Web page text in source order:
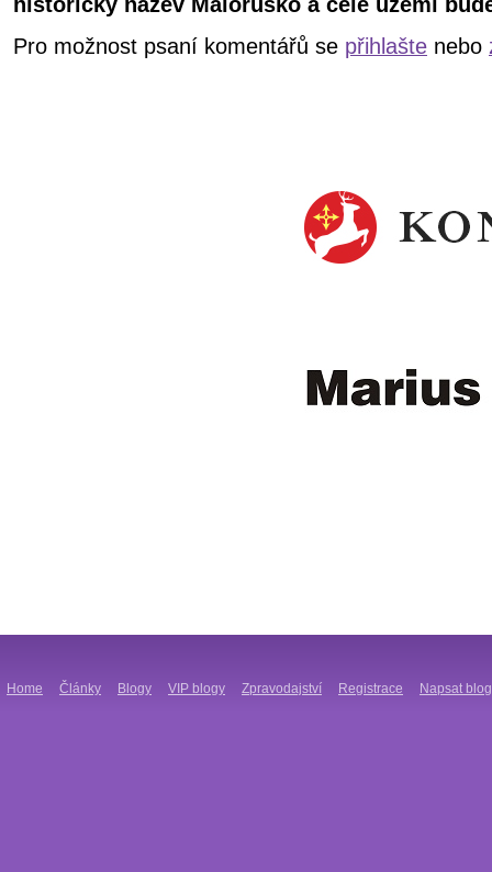
Pro možnost psaní komentářů se přihlašte nebo
Home Články Blogy VIP blogy Zpravodajství Registrace Napsat blog